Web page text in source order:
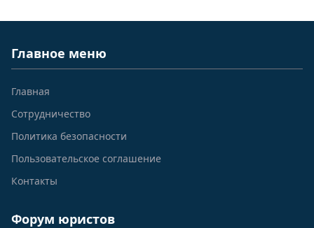
Главное меню
Главная
Сотрудничество
Политика безопасности
Пользовательское соглашение
Контакты
Форум юристов